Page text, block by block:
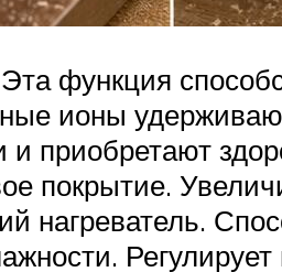
функция
ионы
приобретают
покрытие.
нагреватель.